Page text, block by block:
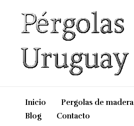
contenido
Inicio Pergolas de madera
Blog
Contacto